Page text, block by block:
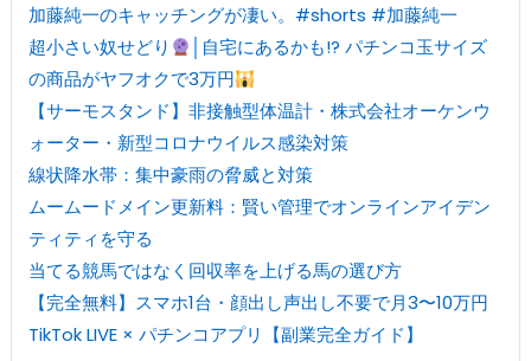
加藤純一のキャッチングが凄い。#shorts #加藤純一
超小さい奴せどり
│自宅にあるかも!? パチンコ玉サイズ
の商品がヤフオクで3万円
【サーモスタンド】非接触型体温計・株式会社オーケンウ
ォーター・新型コロナウイルス感染対策
線状降水帯：集中豪雨の脅威と対策
ムームードメイン更新料：賢い管理でオンラインアイデン
ティティを守る
当てる競馬ではなく回収率を上げる馬の選び方
【完全無料】スマホ1台・顔出し声出し不要で月3〜10万円
TikTok LIVE × パチンコアプリ【副業完全ガイド】